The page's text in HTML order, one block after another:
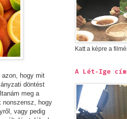
azon, hogy mit
döntést
meg a
nonszensz, hogy
vagy pedig
Katt a képre a
A Lét-Ige